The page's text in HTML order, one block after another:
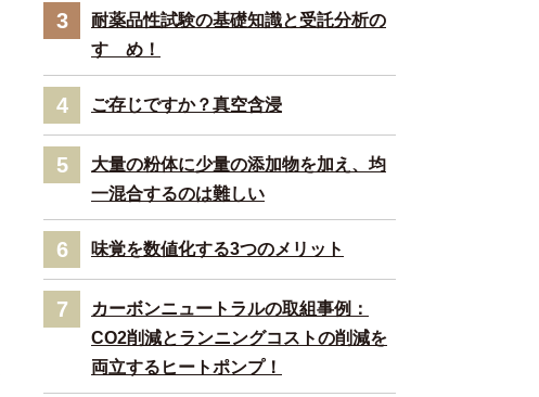
3
耐薬品性試験の基礎知識と受託分析の
すゝめ！
4 ご存じですか？真空含浸
5
大量の粉体に少量の添加物を加え、均
一混合するのは難しい
6 味覚を数値化する3つのメリット
7
カーボンニュートラルの取組事例：
CO2削減とランニングコストの削減を
両立するヒートポンプ！